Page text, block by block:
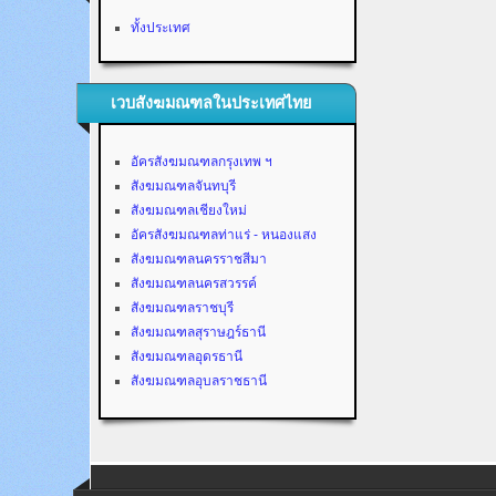
ทั้งประเทศ
เวบสังฆมณฑลในประเทศไทย
อัครสังฆมณฑลกรุงเทพ ฯ
สังฆมณฑลจันทบุรี
สังฆมณฑลเชียงใหม่
อัครสังฆมณฑลท่าแร่ - หนองแสง
สังฆมณฑลนครราชสีมา
สังฆมณฑลนครสวรรค์
สังฆมณฑลราชบุรี
สังฆมณฑลสุราษฎร์ธานี
สังฆมณฑลอุดรธานี
สังฆมณฑลอุบลราชธานี